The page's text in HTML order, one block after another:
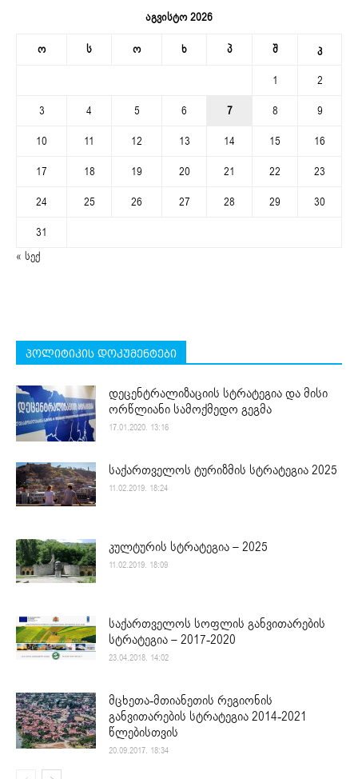
აგვისტო 2026
ო ს ო ხ პ შ კ
1
2
3
4 5 6 7 8
9
10
11 12 13 14 15
16
17
18 19 20 21 22
23
24
25 26 27 28 29
30
31
« სექ
პოლიტიკის დოკუმენტები
დეცენტრალიზაციის სტრატეგია და მისი
ორწლიანი სამოქმედო გეგმა
17.01.2020. 13:16
საქართველოს ტურიზმის სტრატეგია 2025
11.02.2019. 18:24
კულტურის სტრატეგია – 2025
11.02.2019. 18:09
საქართველოს სოფლის განვითარების
სტრატეგია – 2017-2020
23.04.2018. 14:02
მცხეთა-მთიანეთის რეგიონის
განვითარების სტრატეგია 2014-2021
წლებისთვის
20.09.2017. 18:34